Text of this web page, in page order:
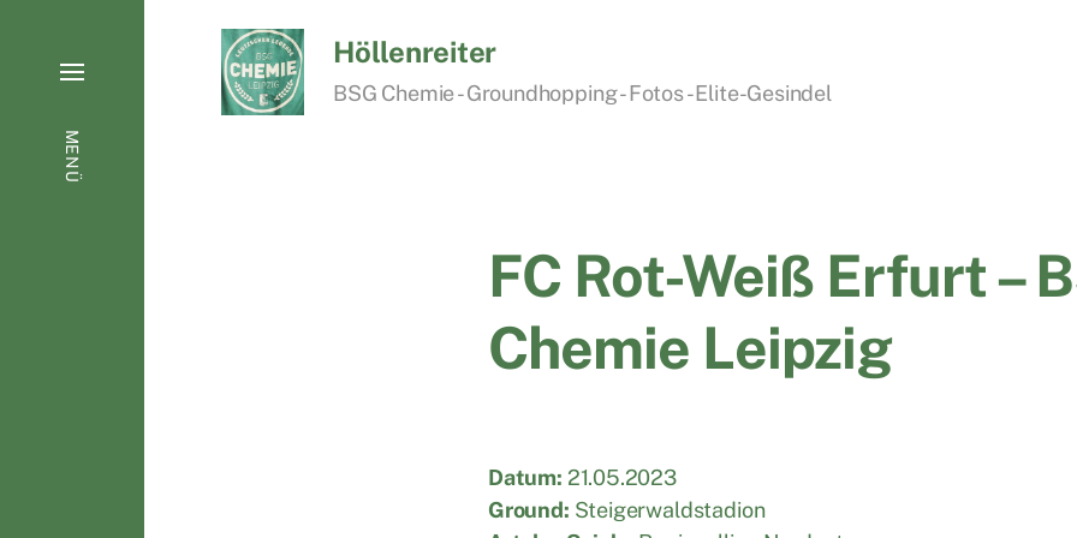
MENÜ
Höllenreiter
BSG Chemie - Groundhopping - Fotos - Elite-Gesindel
FC Rot-Weiß Erfurt –
Chemie Leipzig
Datum: 21.05.2023
Ground: Steigerwaldstadion